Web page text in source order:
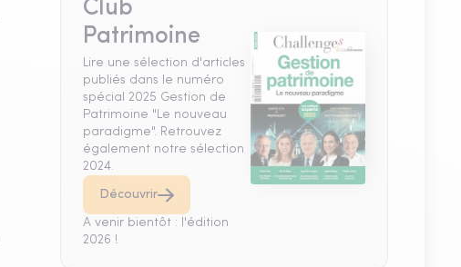
Club
Patrimoine
Lire une sélection d'articles
publiés dans le numéro
spécial 2025 Gestion de
Patrimoine "Le nouveau
paradigme". Retrouvez
également notre sélection
2024.
Découvrir
A venir bientôt : l'édition
2026 !